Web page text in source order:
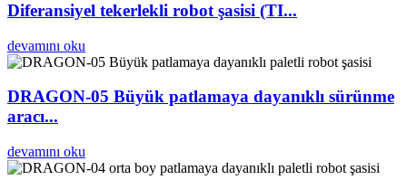
Diferansiyel tekerlekli robot şasisi (TI...
devamını oku
DRAGON-05 Büyük patlamaya dayanıklı sürünme
aracı...
devamını oku